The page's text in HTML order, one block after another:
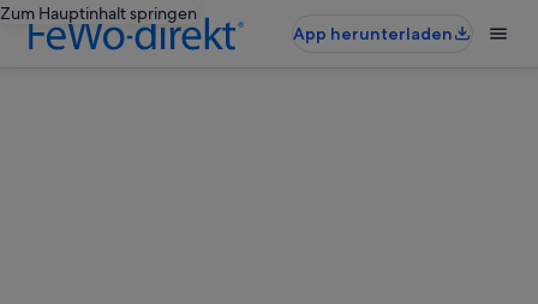
Zum Hauptinhalt springen
App herunterladen